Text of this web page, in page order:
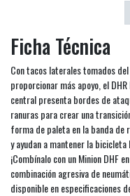
Ficha Técnica
Con tacos laterales tomados
proporcionar más apoyo, el
central presenta bordes de
ranuras para crear una
forma de paleta en la banda
y ayudan a mantener la bicicleta
¡Combínalo con un Minion DHF
combinación agresiva de
disponible en especificaciones